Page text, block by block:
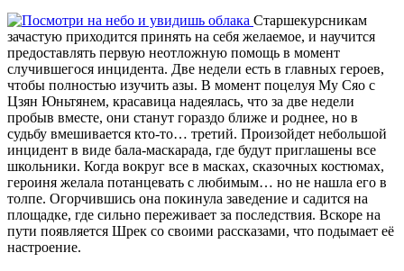
Старшекурсникам
зачастую приходится принять на себя желаемое, и научится
предоставлять первую неотложную помощь в момент
случившегося инцидента. Две недели есть в главных героев,
чтобы полностью изучить азы. В момент поцелуя Му Сяо с
Цзян Юньтянем, красавица надеялась, что за две недели
пробыв вместе, они станут гораздо ближе и роднее, но в
судьбу вмешивается кто-то… третий. Произойдет небольшой
инцидент в виде бала-маскарада, где будут приглашены все
школьники. Когда вокруг все в масках, сказочных костюмах,
героиня желала потанцевать с любимым… но не нашла его в
толпе. Огорчившись она покинула заведение и садится на
площадке, где сильно переживает за последствия. Вскоре на
пути появляется Шрек со своими рассказами, что подымает её
настроение.